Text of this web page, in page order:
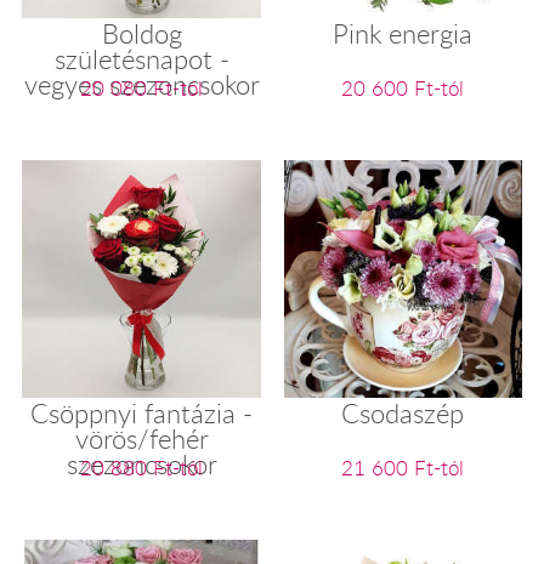
Boldog
születésnapot -
vegyes szezoncsokor
20 080 Ft-tól
Pink energia
20 600 Ft-tól
Csöppnyi fantázia -
vörös/fehér
szezoncsokor
20 880 Ft-tól
Csodaszép
21 600 Ft-tól